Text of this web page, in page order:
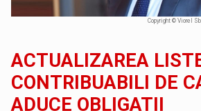
Copyright © Viorel
ACTUALIZAREA
CONTRIBUABILI DE
ADUCE OBLIGATII